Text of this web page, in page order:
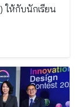
ห้กับนักเรียน